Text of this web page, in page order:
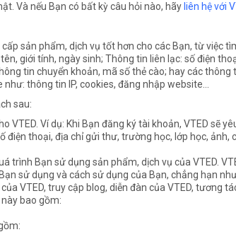
Và nếu Bạn có bất kỳ câu hỏi nào, hãy liên hệ với
sản phẩm, dịch vụ tốt hơn cho các Bạn, từ việc
giới tính, ngày sinh; Thông tin liên lạc: số điện
tin chuyển khoản, mã số thẻ cào; hay các
thông tin IP, cookies, đăng nhập website...
sau:
VTED. Ví dụ: Khi Bạn đăng ký tài khoản, VTED sẽ
điện thoại, địa chỉ gửi thư, trường học, lớp học, ảnh,
trình Bạn sử dụng sản phẩm, dịch vụ của VTED.
sử dụng và cách sử dụng của Bạn, chẳng hạn
VTED, truy cập blog, diễn đàn của VTED, tương
bao gồm: